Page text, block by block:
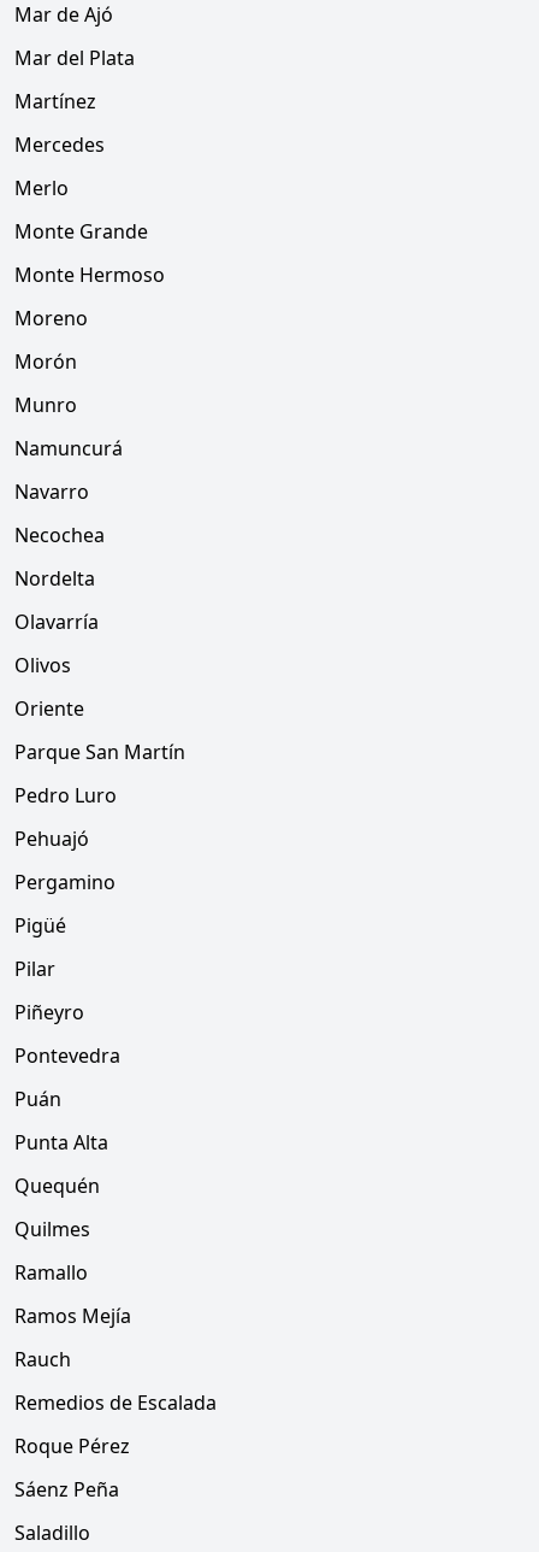
Mar de Ajó
Mar del Plata
Martínez
Mercedes
Merlo
Monte Grande
Monte Hermoso
Moreno
Morón
Munro
Namuncurá
Navarro
Necochea
Nordelta
Olavarría
Olivos
Oriente
Parque San Martín
Pedro Luro
Pehuajó
Pergamino
Pigüé
Pilar
Piñeyro
Pontevedra
Puán
Punta Alta
Quequén
Quilmes
Ramallo
Ramos Mejía
Rauch
Remedios de Escalada
Roque Pérez
Sáenz Peña
Saladillo